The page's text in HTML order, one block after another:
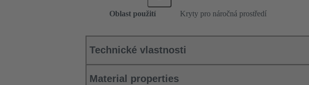
Oblast použití Kryty pro náročná prostředí
Technické vlastnosti
Material properties